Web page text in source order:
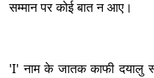
सम्मान पर कोई बात न आए।
'I' नाम के जातक काफी दयालु